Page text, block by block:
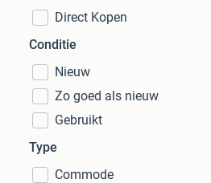
Direct Kopen
Conditie
Nieuw
Zo goed als nieuw
Gebruikt
Type
Commode